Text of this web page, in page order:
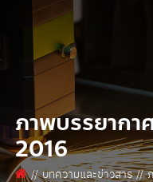
ชื่อบริษัท :
เบอร์ติดต่อกลับ * :
อีเมล * :
ภาพบรรยากา
2016
บทความและข่าวสาร